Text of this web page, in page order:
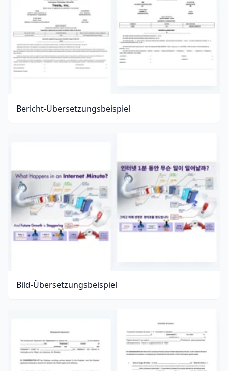
Bericht-Übersetzungsbeispiel
Bild-Übersetzungsbeispiel